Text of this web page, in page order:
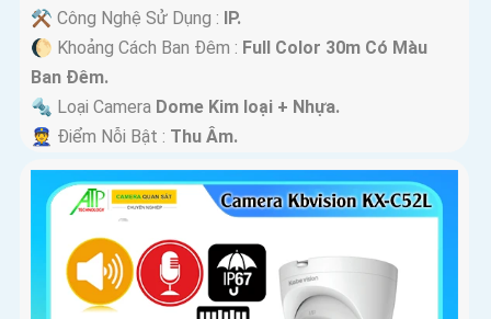
⚒ Công Nghệ Sử Dụng : IP.
🌔 Khoảng Cách Ban Đêm : Full Color 30m Có Màu
Ban Ðêm.
🔩 Loại Camera Dome Kim loại + Nhựa.
️👮 Điểm Nỗi Bật : Thu Âm.